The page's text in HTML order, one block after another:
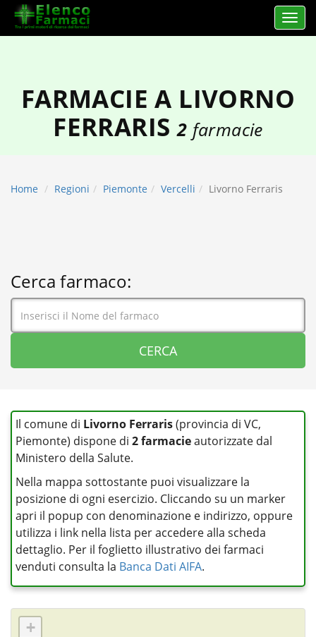
Apri
elencofarmaci.it
FARMACIE A LIVORNO
FERRARIS 2 farmacie
Home Regioni Piemonte Vercelli Livorno Ferraris
Cerca farmaco:
Il comune di Livorno Ferraris(provincia di VC,
Piemonte) dispone di 2 farmacieautorizzate dal
Ministero della Salute.
Nella mappa sottostante puoi visualizzare la
posizione di ogni esercizio. Cliccando su un marker
apri il popup con denominazione e indirizzo, oppure
utilizza i link nella lista per accedere alla scheda
dettaglio. Per il foglietto illustrativo dei farmaci
venduti consulta la Banca Dati AIFA.
+